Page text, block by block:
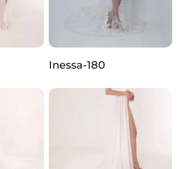
Inessa-180